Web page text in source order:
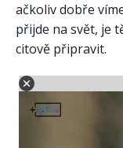
ačkoliv dobře
přijde na svět, je
citově připravit.